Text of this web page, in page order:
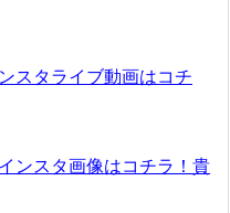
スタライブ動画はコチ
ンスタ画像はコチラ！貴